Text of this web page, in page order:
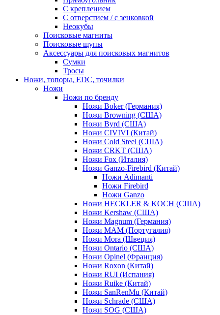
С креплением
С отверстием / с зенковкой
Неокубы
Поисковые магниты
Поисковые щупы
Аксессуары для поисковых магнитов
Сумки
Тросы
Ножи, топоры, EDC, точилки
Ножи
Ножи по бренду
Ножи Boker (Германия)
Ножи Browning (США)
Ножи Byrd (США)
Ножи CIVIVI (Китай)
Ножи Cold Steel (США)
Ножи CRKT (США)
Ножи Fox (Италия)
Ножи Ganzo-Firebird (Китай)
Ножи Adimanti
Ножи Firebird
Ножи Ganzo
Ножи HECKLER & KOCH (США)
Ножи Kershaw (США)
Ножи Magnum (Германия)
Ножи MAM (Португалия)
Ножи Mora (Швеция)
Ножи Ontario (США)
Ножи Opinel (Франция)
Ножи Roxon (Китай)
Ножи RUI (Испания)
Ножи Ruike (Китай)
Ножи SanRenMu (Китай)
Ножи Schrade (США)
Ножи SOG (США)